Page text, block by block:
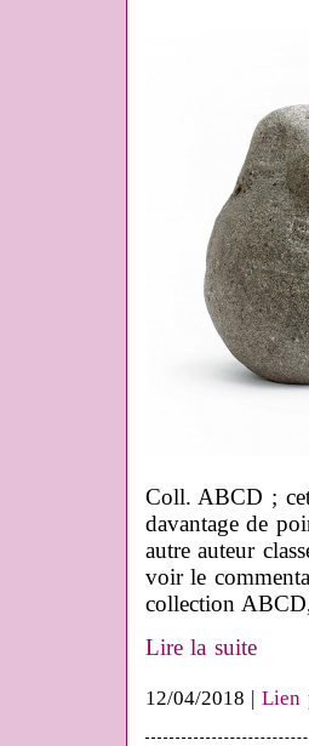
Coll. ABCD ;
davantage de
autre auteur
voir le
collection
Lire la suite
12/04/2018 |Lien